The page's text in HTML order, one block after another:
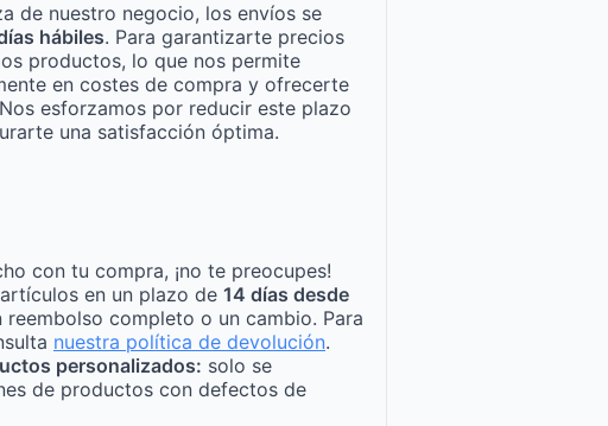
de nuestro negocio, los envíos se
hábiles. Para garantizarte precios
productos, lo que nos permite
en costes de compra y ofrecerte
esforzamos por reducir este plazo
una satisfacción óptima.
con tu compra, ¡no te preocupes!
en un plazo de 14 días desde
reembolso completo o un cambio. Para
nuestra política de devolución.
personalizados: solo se
de productos con defectos de